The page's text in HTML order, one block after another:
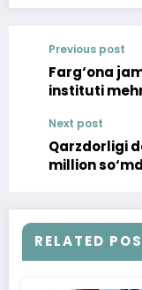
Previous post
Farg‘ona
instituti
Next post
Qarzdorligi
million
RELATED